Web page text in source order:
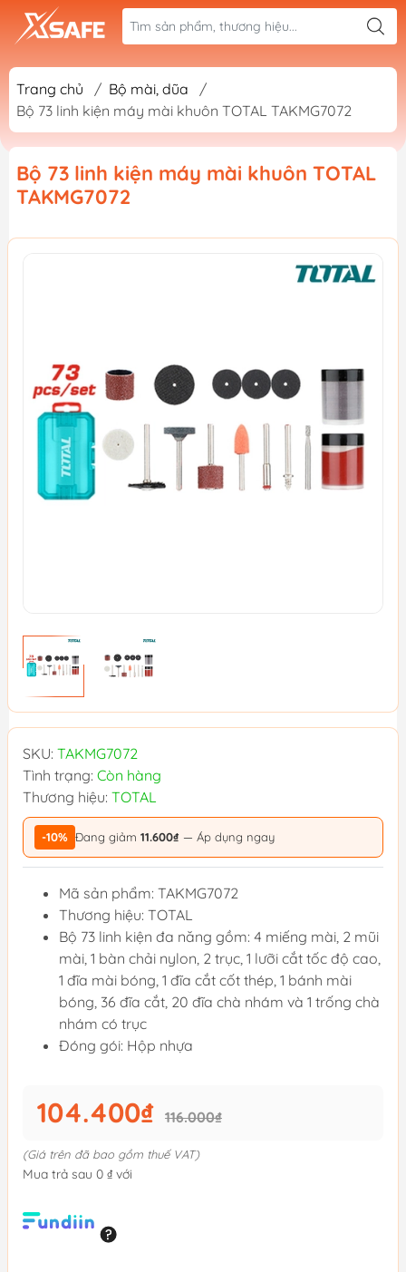
Trang chủ / Bộ mài, dũa
/
Bộ 73 linh kiện máy mài khuôn TOTAL TAKMG7072
Bộ 73 linh kiện máy mài khuôn TOTAL
TAKMG7072
SKU: TAKMG7072
Tình trạng: Còn hàng
Thương hiệu: TOTAL
-10% Đang giảm 11.600₫ — Áp dụng ngay
Mã sản phẩm: TAKMG7072
Thương hiệu: TOTAL
Bộ 73 linh kiện đa năng gồm: 4 miếng mài, 2 mũi
mài, 1 bàn chải nylon, 2 trục, 1 lưỡi cắt tốc độ cao,
1 đĩa mài bóng, 1 đĩa cắt cốt thép, 1 bánh mài
bóng, 36 đĩa cắt, 20 đĩa chà nhám và 1 trống chà
nhám có trục
Đóng gói: Hộp nhựa
104.400₫ 116.000₫
(Giá trên đã bao gồm thuế VAT)
Mua trả sau 0 ₫ với